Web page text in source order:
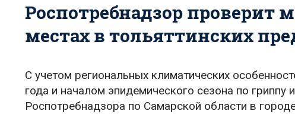
Роспотребнадзор проверит
местах в тольяттинских
С учетом региональных климатических
года и началом эпидемического сезона по
Роспотребнадзора по Самарской области в